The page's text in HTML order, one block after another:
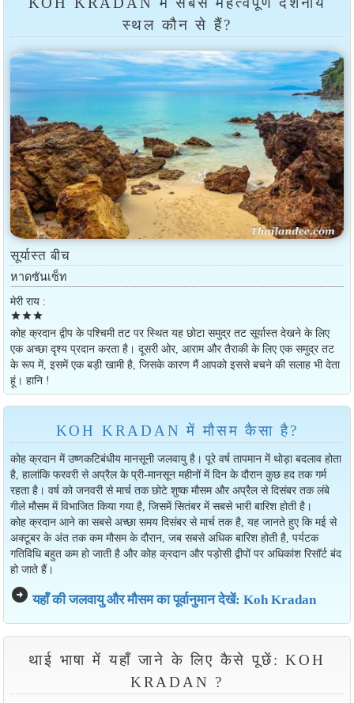
स्थल कौन से हैं?
सूर्यास्त बीच
หาดซันเซ็ท
मेरी राय :
starstarstar
कोह क्रदान द्वीप के पश्चिमी तट पर स्थित यह छोटा समुद्र तट सूर्यास्त देखने के लिए
एक अच्छा दृश्य प्रदान करता है। दूसरी ओर, आराम और तैराकी के लिए एक समुद्र तट
के रूप में, इसमें एक बड़ी खामी है, जिसके कारण मैं आपको इससे बचने की सलाह भी देता
हूं। हानि !
KOH KRADAN में मौसम कैसा है?
कोह क्रदान में उष्णकटिबंधीय मानसूनी जलवायु है। पूरे वर्ष तापमान में थोड़ा बदलाव होता
है, हालांकि फरवरी से अप्रैल के प्री-मानसून महीनों में दिन के दौरान कुछ हद तक गर्म
रहता है। वर्ष को जनवरी से मार्च तक छोटे शुष्क मौसम और अप्रैल से दिसंबर तक लंबे
गीले मौसम में विभाजित किया गया है, जिसमें सितंबर में सबसे भारी बारिश होती है।
कोह क्रदान आने का सबसे अच्छा समय दिसंबर से मार्च तक है, यह जानते हुए कि मई से
अक्टूबर के अंत तक कम मौसम के दौरान, जब सबसे अधिक बारिश होती है, पर्यटक
गतिविधि बहुत कम हो जाती है और कोह क्रदान और पड़ोसी द्वीपों पर अधिकांश रिसॉर्ट बंद
हो जाते हैं।
arrow_circle_right यहाँ की जलवायु और मौसम का पूर्वानुमान देखें: Koh Kradan
थाई भाषा में यहाँ जाने के लिए कैसे पूछें: KOH
KRADAN ?